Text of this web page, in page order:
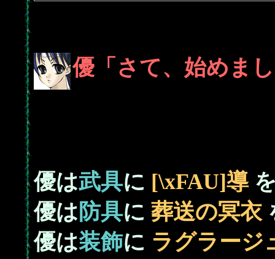
優「さて、始めま
優は武具に [\xFAU]導
優は 防具に 葬送の冥衣
優は装飾に ラグラージ